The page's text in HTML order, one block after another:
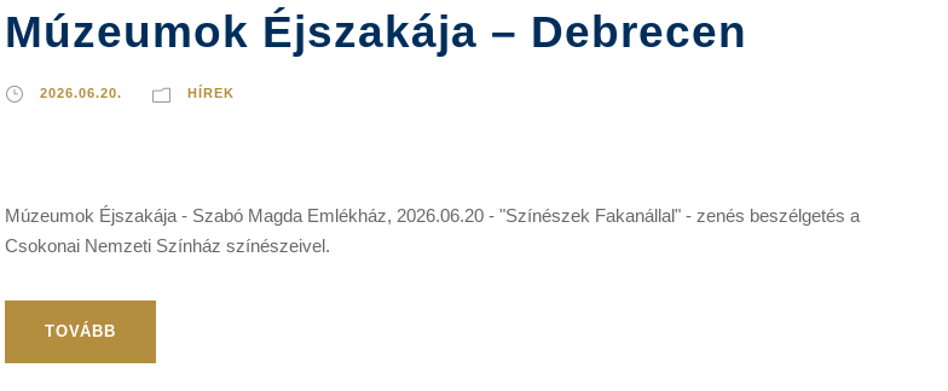
Múzeumok Éjszakája – Debrecen
2026.06.20. HÍREK
Múzeumok Éjszakája - Szabó Magda Emlékház, 2026.06.20 - "Színészek Fakanállal" - zenés beszélgetés a
Csokonai Nemzeti Színház színészeivel.
TOVÁBB